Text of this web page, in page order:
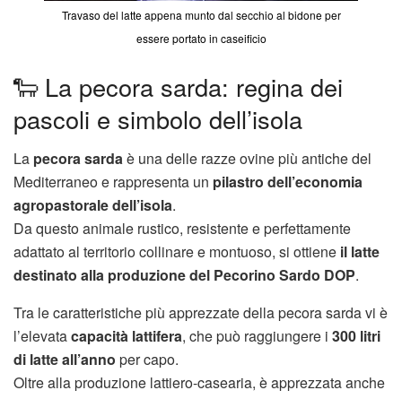
Travaso del latte appena munto dal secchio al bidone per
essere portato in caseificio
🐑 La pecora sarda: regina dei
pascoli e simbolo dell’isola
La pecora sardaè una delle razze ovine più antiche del
Mediterraneo e rappresenta un pilastro dell’economia
agropastorale dell’isola.
Da questo animale rustico, resistente e perfettamente
adattato al territorio collinare e montuoso, si ottiene il latte
destinato alla produzione del Pecorino Sardo DOP.
Tra le caratteristiche più apprezzate della pecora sarda vi è
l’elevatacapacità lattifera, che può raggiungere i 300 litri
di latte all’anno per capo.
Oltre alla produzione lattiero-casearia, è apprezzata anche